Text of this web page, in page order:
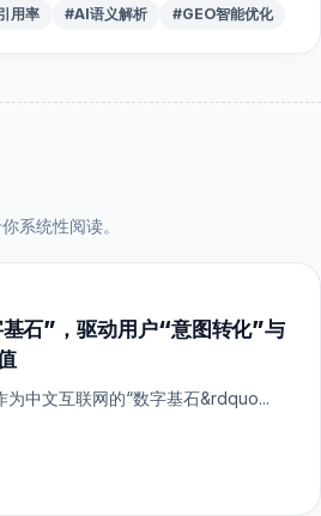
用率 #AI语义解析 #GEO智能优化
系统性阅读。
石”，驱动用户“意图转化”与
中文互联网的“数字基石&rdquo...